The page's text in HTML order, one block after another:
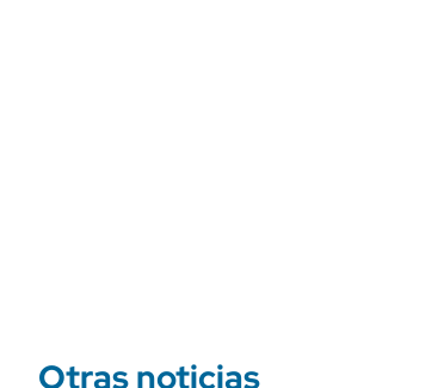
Otras noticias